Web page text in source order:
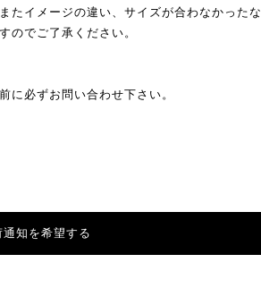
たイメージの違い、サイズが合わなかったな
のでご了承ください。
に必ずお問い合わせ下さい。
通知を希望する